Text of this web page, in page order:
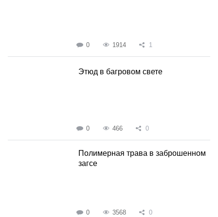
0 1914 1
Этюд в багровом свете
0 466 0
Полимерная трава в заброшенном
загсе
0 3568 0